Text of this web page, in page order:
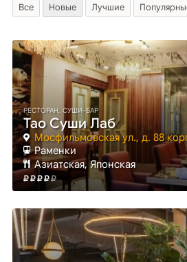
Все Лучшие
Новые
РЕСТОРАН, СУШИ-БАР
Тао Суши Лаб
Мосфильмовская ул., д. 88
Раменки
Азиатская, Японская